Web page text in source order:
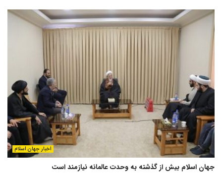
اخبار جهان اسلام
جهان اسلام بیش از گذشته به وحدت عالمانه نیازمند است